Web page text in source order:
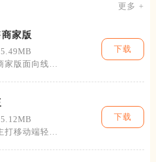
更多 +
家版
家版面向线上
下载
打移动端轻量
下载